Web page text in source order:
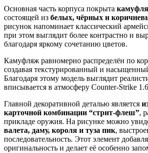
Основная часть корпуса покрыта
состоящей из белых, чёрных и
рисунок напоминает классический
при этом выглядит более контрастно и
благодаря яркому сочетанию цветов.
Камуфляж равномерно распределён по
создавая текстурированный и
Благодаря этому модель выглядит
вписывается в атмосферу Counter-Strike
Главной декоративной деталью является
карточной комбинации “стрит-флеш”,
прикладе оружия. На рисунке можно
валета, даму, короля и туза пик,
последовательность. Этот элемент
оригинальность и делает её особенно